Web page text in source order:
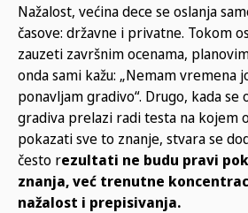
Nažalost, većina dece se oslanja
časove: državne i privatne. Tokom
zauzeti završnim ocenama,
onda sami kažu: „Nemam vremena
ponavljam gradivo“. Drugo, kada se
gradiva prelazi radi testa na kojem
pokazati sve to znanje, stvara se
često rezultati ne budu pravi
znanja, već trenutne
nažalost i prepisivanja.